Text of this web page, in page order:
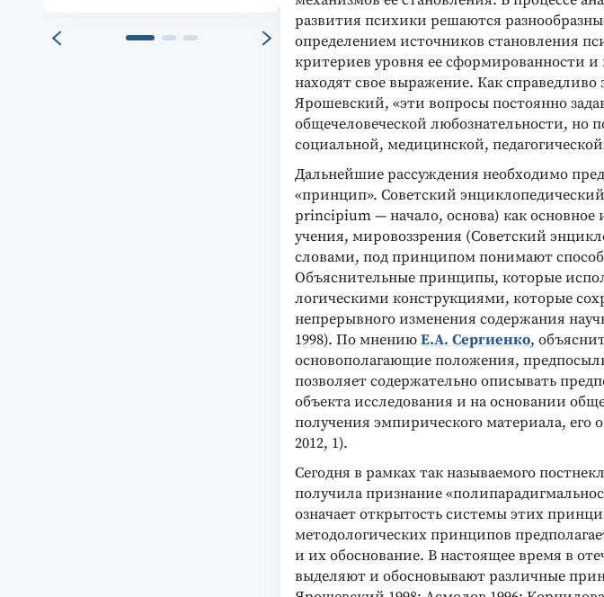
развития психики решаются
определением источников становления
критериев уровня ее сформированности
находят свое выражение. Как
Ярошевский, «эти вопросы постоянно
общечеловеческой любознательности, но
социальной, медицинской,
Дальнейшие рассуждения необходимо
«принцип». Советский
principium — начало, основа) как
учения, мировоззрения (Советский
словами, под принципом понимают
Объяснительные принципы, которые
логическими конструкциями, которые
непрерывного изменения содержания
1998). По мнениюЕ.А. Сергиенко,
основополагающие положения,
позволяет содержательно описывать
объекта исследования и на основании
получения эмпирического материала,
2012, 1).
Сегодня в рамках так называемого
получила признание
означает открытость системы этих
методологических принципов
и их обоснование. В настоящее время в
выделяют и обосновывают различные